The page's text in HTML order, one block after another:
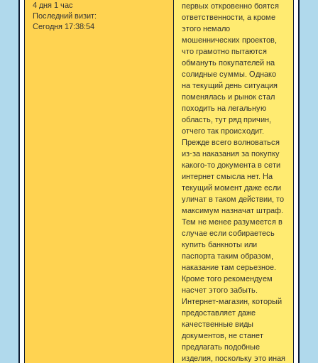
4 дня 1 час
Последний визит:
Сегодня 17:38:54
первых откровенно боятся
ответственности, а кроме
этого немало
мошеннических проектов,
что грамотно пытаются
обмануть покупателей на
солидные суммы. Однако
на текущий день ситуация
поменялась и рынок стал
походить на легальную
область, тут ряд причин,
отчего так происходит.
Прежде всего волноваться
из-за наказания за покупку
какого-то документа в сети
интернет смысла нет. На
текущий момент даже если
уличат в таком действии, то
максимум назначат штраф.
Тем не менее разумеется в
случае если собираетесь
купить банкноты или
паспорта таким образом,
наказание там серьезное.
Кроме того рекомендуем
насчет этого забыть.
Интернет-магазин, который
предоставляет даже
качественные виды
документов, не станет
предлагать подобные
изделия, поскольку это иная